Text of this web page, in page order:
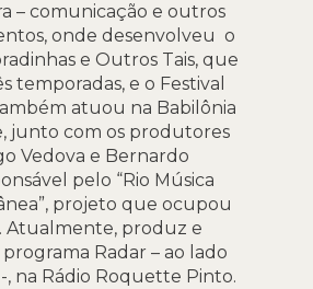
– comunicação e outros
onde desenvolveu o
e Outros Tais, que
temporadas, e o Festival
atuou na Babilônia
junto com os produtores
Vedova e Bernardo
pelo “Rio Música
projeto que ocupou
Atualmente, produz e
Radar – ao lado
, na Rádio Roquette Pinto.